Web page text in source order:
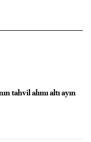
tahvil alımı altı ayın